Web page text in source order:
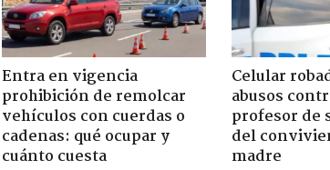
Entra en vigencia
prohibición de remolcar
vehículos con cuerdas o
cadenas: qué ocupar y
cuánto cuesta
Celular
abusos
profesor de
del
madre